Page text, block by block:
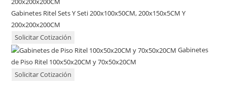
Gabinetes Ritel Sets Y Seti 200x100x50CM, 200x150x5CM Y
200x200x200CM
Solicitar Cotización
Gabinetes
de Piso Ritel 100x50x20CM y 70x50x20CM
Solicitar Cotización